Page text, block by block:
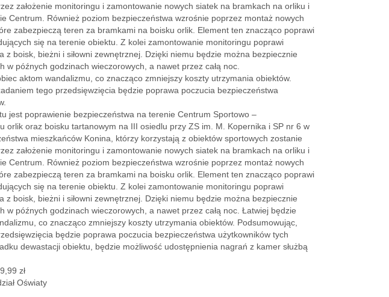
założenie monitoringu i zamontowanie nowych siatek na bramkach na orliku i
Centrum. Również poziom bezpieczeństwa wzrośnie poprzez montaż nowych
zabezpieczą teren za bramkami na boisku orlik. Element ten znacząco poprawi
się na terenie obiektu. Z kolei zamontowanie monitoringu poprawi
z boisk, bieżni i siłowni zewnętrznej. Dzięki niemu będzie można bezpiecznie
w późnych godzinach wieczorowych, a nawet przez całą noc.
aktom wandalizmu, co znacząco zmniejszy koszty utrzymania obiektów.
tego przedsięwzięcia będzie poprawa poczucia bezpieczeństwa
jest poprawienie bezpieczeństwa na terenie Centrum Sportowo –
orlik oraz boisku tartanowym na III osiedlu przy ZS im. M. Kopernika i SP nr 6 w
mieszkańców Konina, którzy korzystają z obiektów sportowych zostanie
założenie monitoringu i zamontowanie nowych siatek na bramkach na orliku i
Centrum. Również poziom bezpieczeństwa wzrośnie poprzez montaż nowych
zabezpieczą teren za bramkami na boisku orlik. Element ten znacząco poprawi
się na terenie obiektu. Z kolei zamontowanie monitoringu poprawi
z boisk, bieżni i siłowni zewnętrznej. Dzięki niemu będzie można bezpiecznie
w późnych godzinach wieczorowych, a nawet przez całą noc. Łatwiej będzie
co znacząco zmniejszy koszty utrzymania obiektów. Podsumowując,
będzie poprawa poczucia bezpieczeństwa użytkowników tych
dewastacji obiektu, będzie możliwość udostępnienia nagrań z kamer służbą
zł
Oświaty